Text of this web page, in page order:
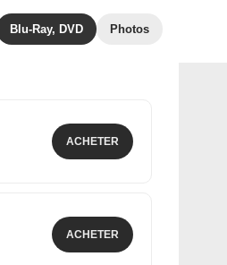
Blu-Ray, DVD Photos
ACHETER
ACHETER